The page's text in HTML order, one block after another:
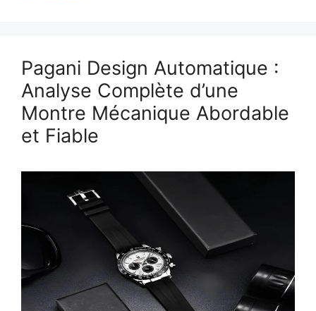
Pagani Design Automatique :
Analyse Complète d’une
Montre Mécanique Abordable
et Fiable